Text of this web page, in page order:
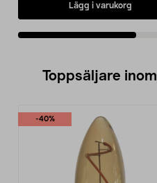
Lägg i varukorg
Toppsäljare
-40%